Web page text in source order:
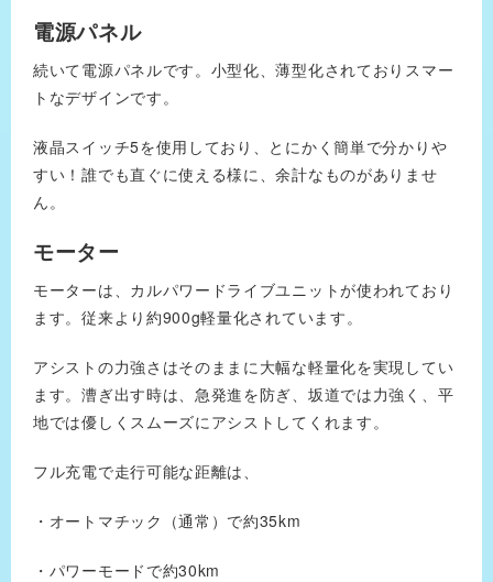
電源パネル
続いて電源パネルです。小型化、薄型化されておりスマー
トなデザインです。
液晶スイッチ5を使用しており、とにかく簡単で分かりや
すい！誰でも直ぐに使える様に、余計なものがありませ
ん。
モーター
モーターは、カルパワードライブユニットが使われており
ます。従来より約900g軽量化されています。
アシストの力強さはそのままに大幅な軽量化を実現してい
ます。漕ぎ出す時は、急発進を防ぎ、坂道では力強く、平
地では優しくスムーズにアシストしてくれます。
フル充電で走行可能な距離は、
・オートマチック（通常）で約35km
・パワーモードで約30km